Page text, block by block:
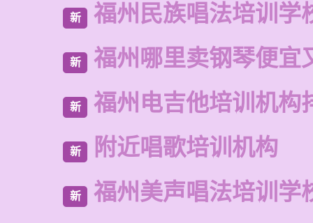
新 福州民族唱法培训学
新 福州哪里卖钢琴便宜
新 福州电吉他培训机构
新 附近唱歌培训机构
新 福州美声唱法培训学